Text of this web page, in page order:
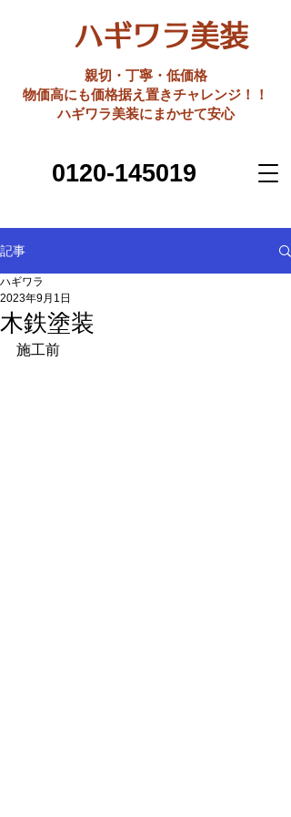
ハギワラ美装
親切・丁寧・低価格
​物価高にも価格据え置きチャレンジ！！
ハギワラ美装にまかせて安心
0120-145019
記事
木鉄塗装
ハギワラ
2023年9月1日
施工前